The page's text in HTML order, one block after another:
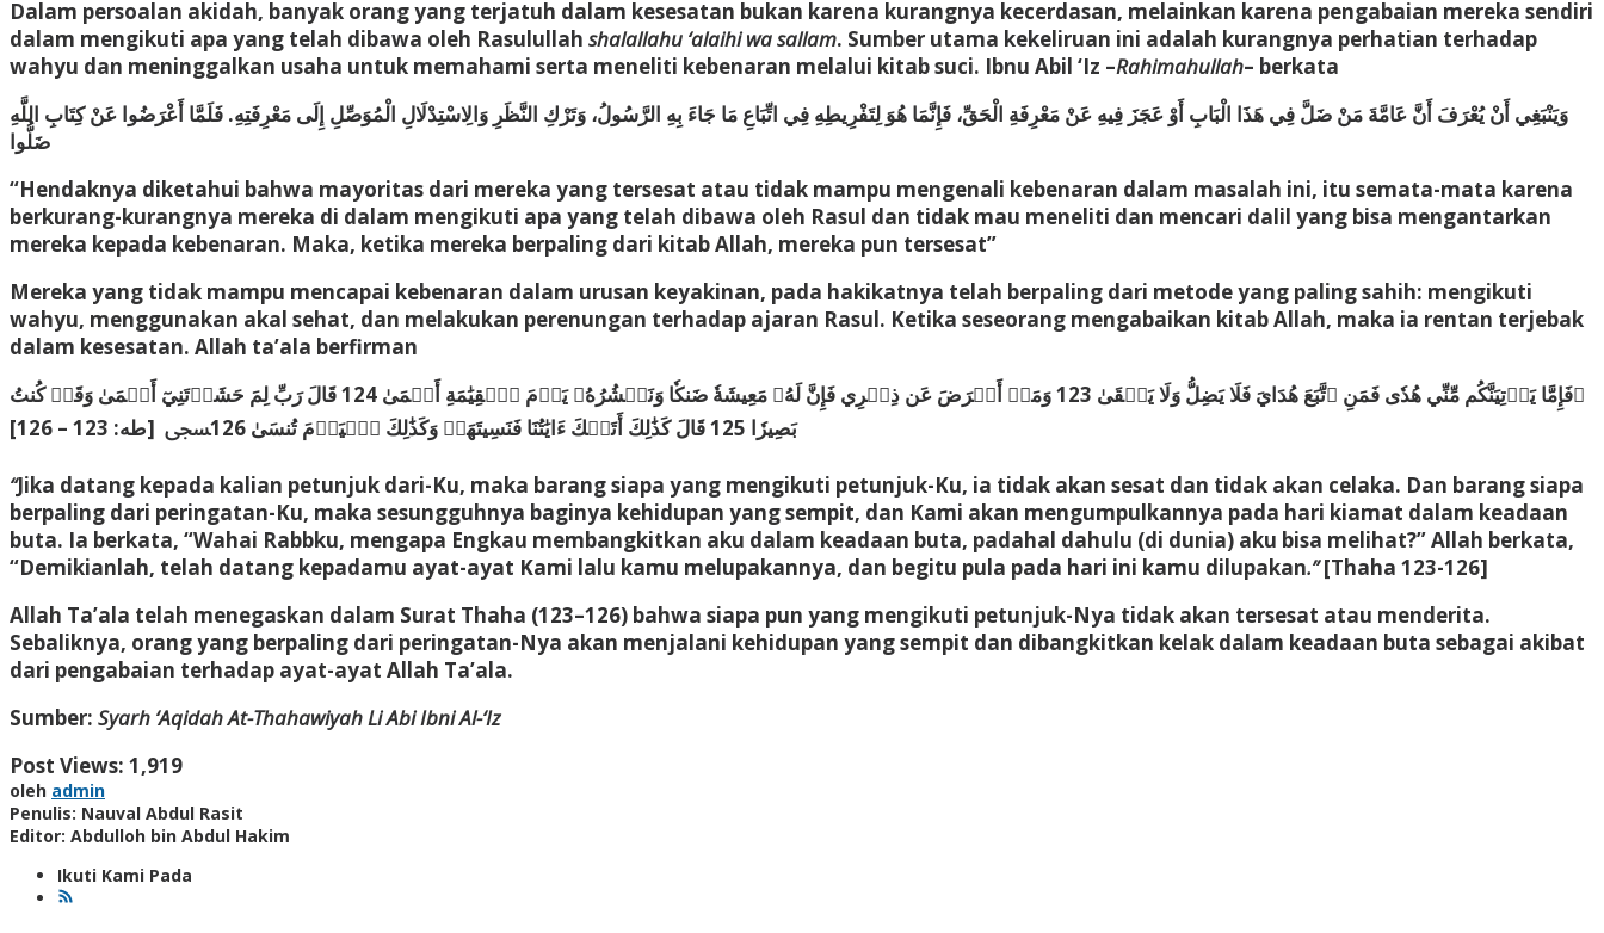
Dalam persoalan akidah, banyak orang yang terjatuh dalam kesesatan bukan karena kurangnya kecerdasan, melainkan karena pengabaian mereka sendiri
dalam mengikuti apa yang telah dibawa oleh Rasulullah shalallahu ‘alaihi wa sallam. Sumber utama kekeliruan ini adalah kurangnya perhatian terhadap
wahyu dan meninggalkan usaha untuk memahami serta meneliti kebenaran melalui kitab suci. Ibnu Abil ‘Iz –Rahimahullah– berkata
وَيَنْبَغِي أَنْ يُعْرَفَ أَنَّ عَامَّةَ مَنْ ضَلَّ فِي هَذَا الْبَابِ أَوْ عَجَزَ فِيهِ عَنْ مَعْرِفَةِ الْحَقِّ، فَإِنَّمَا هُوَ لِتَفْرِيطِهِ فِي اتِّبَاعِ مَا جَاءَ بِهِ الرَّسُولُ، وَتَرْكِ النَّظَرِ وَالِاسْتِدْلَالِ الْمُوَصِّلِ إِلَى مَعْرِفَتِهِ. فَلَمَّا أَعْرَضُوا عَنْ كِتَابِ اللَّهِ
ضَلُّوا
“Hendaknya diketahui bahwa mayoritas dari mereka yang tersesat atau tidak mampu mengenali kebenaran dalam masalah ini, itu semata-mata karena
berkurang-kurangnya mereka di dalam mengikuti apa yang telah dibawa oleh Rasul dan tidak mau meneliti dan mencari dalil yang bisa mengantarkan
mereka kepada kebenaran. Maka, ketika mereka berpaling dari kitab Allah, mereka pun tersesat”
Mereka yang tidak mampu mencapai kebenaran dalam urusan keyakinan, pada hakikatnya telah berpaling dari metode yang paling sahih: mengikuti
wahyu, menggunakan akal sehat, dan melakukan perenungan terhadap ajaran Rasul. Ketika seseorang mengabaikan kitab Allah, maka ia rentan terjebak
dalam kesesatan. Allah ta’ala berfirman
ﵟفَإِمَّا يَأۡتِيَنَّكُم مِّنِّي هُدٗى فَمَنِ ٱتَّبَعَ هُدَايَ فَلَا يَضِلُّ وَلَا يَشۡقَىٰ 123 وَمَنۡ أَعۡرَضَ عَن ذِكۡرِي فَإِنَّ لَهُۥ مَعِيشَةٗ ضَنكٗا وَنَحۡشُرُهُۥ يَوۡمَ ٱلۡقِيَٰمَةِ أَعۡمَىٰ 124 قَالَ رَبِّ لِمَ حَشَرۡتَنِيٓ أَعۡمَىٰ وَقَدۡ كُنتُ
بَصِيرٗا 125 قَالَ كَذَٰلِكَ أَتَتۡكَ ءَايَٰتُنَا فَنَسِيتَهَاۖ وَكَذَٰلِكَ ٱلۡيَوۡمَ تُنسَىٰ 126ﵞ [طه: 123 – 126]
“Jika datang kepada kalian petunjuk dari-Ku, maka barang siapa yang mengikuti petunjuk-Ku, ia tidak akan sesat dan tidak akan celaka. Dan barang siapa
berpaling dari peringatan-Ku, maka sesungguhnya baginya kehidupan yang sempit, dan Kami akan mengumpulkannya pada hari kiamat dalam keadaan
buta. Ia berkata, “Wahai Rabbku, mengapa Engkau membangkitkan aku dalam keadaan buta, padahal dahulu (di dunia) aku bisa melihat?” Allah berkata,
“Demikianlah, telah datang kepadamu ayat-ayat Kami lalu kamu melupakannya, dan begitu pula pada hari ini kamu dilupakan.”[Thaha 123-126]
Allah Ta’ala telah menegaskan dalam Surat Thaha (123–126) bahwa siapa pun yang mengikuti petunjuk-Nya tidak akan tersesat atau menderita.
Sebaliknya, orang yang berpaling dari peringatan-Nya akan menjalani kehidupan yang sempit dan dibangkitkan kelak dalam keadaan buta sebagai akibat
dari pengabaian terhadap ayat-ayat Allah Ta’ala.
Sumber: Syarh ‘Aqidah At-Thahawiyah Li Abi Ibni Al-‘Iz
Post Views: 1,919
oleh admin
Penulis: Nauval Abdul Rasit
Editor: Abdulloh bin Abdul Hakim
Ikuti Kami Pada